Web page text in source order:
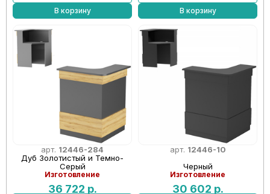
В корзину
В корзину
арт. 12446-284
Дуб Золотистый и Темно-
Серый
Изготовление
36 722 р.
арт. 12446-10
Черный
Изготовление
30 602 р.